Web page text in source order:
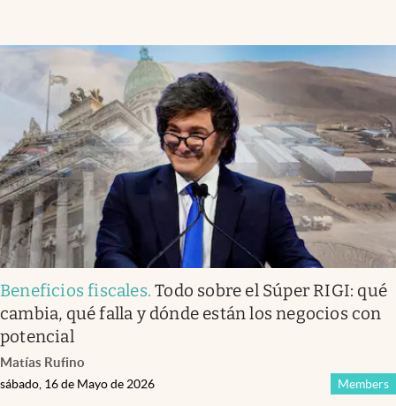
Beneficios fiscales.Todo sobre el Súper RIGI: qué
cambia, qué falla y dónde están los negocios con
potencial
Matías Rufino
Members
sábado, 16 de Mayo de 2026